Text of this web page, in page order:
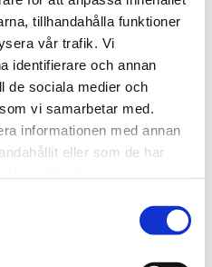
tillhandahålla funktioner
vår trafik. Vi
identifierare och annan
de sociala medier och
vi samarbetar med.
informationen med annan
eller som de har
Lagervara